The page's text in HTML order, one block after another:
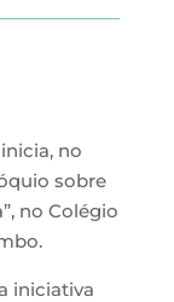
no
sobre
no Colégio
iniciativa